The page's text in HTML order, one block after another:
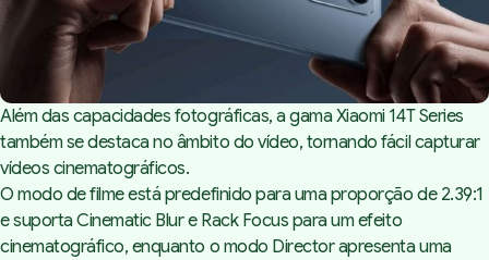
Além das capacidades fotográficas, a gama Xiaomi 14T Series
também se destaca no âmbito do vídeo, tornando fácil capturar
vídeos cinematográficos.
O modo de filme está predefinido para uma proporção de 2.39:1
e suporta Cinematic Blur e Rack Focus para um efeito
cinematográfico, enquanto o modo Director apresenta uma